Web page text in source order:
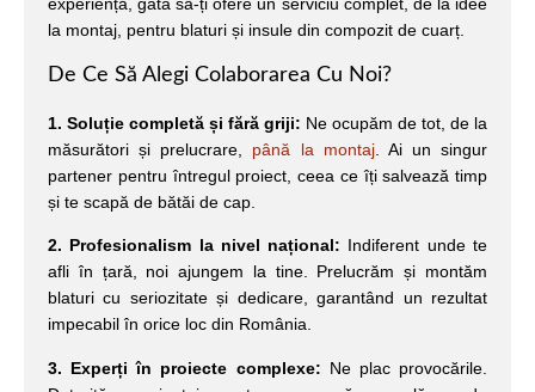
la montaj, pentru blaturi și insule din compozit de cuarț.
De Ce Să Alegi Colaborarea Cu Noi?
1. Soluție completă și fără griji: Ne ocupăm de tot, de la
măsurători și prelucrare, până la montaj. Ai un singur
partener pentru întregul proiect, ceea ce îți salvează timp
și te scapă de bătăi de cap.
2. Profesionalism la nivel național: Indiferent unde te
afli în țară, noi ajungem la tine. Prelucrăm și montăm
blaturi cu seriozitate și dedicare, garantând un rezultat
impecabil în orice loc din România.
3. Experți în proiecte complexe: Ne plac provocările.